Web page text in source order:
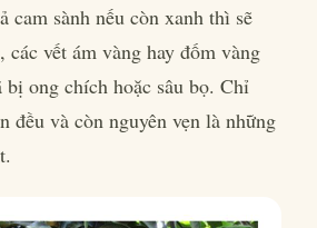
cam sành nếu còn xanh thì sẽ
các vết ám vàng hay đốm vàng
ong chích hoặc sâu bọ. Chỉ
đều và còn nguyên vẹn là những